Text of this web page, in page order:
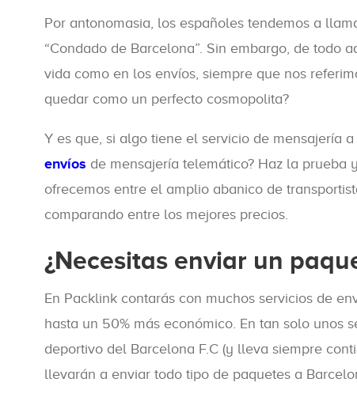
Por antonomasia, los españoles tendemos a
“Condado de Barcelona”. Sin embargo, de todo
vida como en los envíos, siempre que nos
quedar como un perfecto cosmopolita?
Y es que, si algo tiene el servicio de mensajería
envíos de mensajería telemático? Haz la
ofrecemos entre el amplio abanico de
comparando entre los mejores precios.
¿Necesitas enviar un
En Packlink contarás con muchos servicios de
hasta un 50% más económico. En tan solo unos
deportivo del Barcelona F.C (y lleva siempre
llevarán a enviar todo tipo de paquetes a